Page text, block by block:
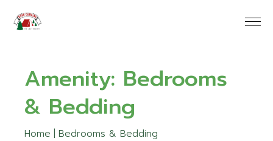
the
content
Amenity: Bedrooms
& Bedding
Home Bedrooms & Bedding